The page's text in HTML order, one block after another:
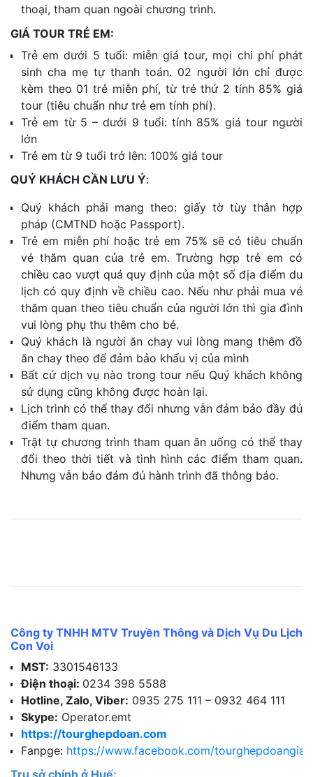
thoại, tham quan ngoài chương trình.
GIÁ TOUR TRẺ EM:
Trẻ em dưới 5 tuổi: miễn giá tour, mọi chi phí phát
sinh cha mẹ tự thanh toán. 02 người lớn chỉ được
kèm theo 01 trẻ miễn phí, từ trẻ thứ 2 tính 85% giá
tour (tiêu chuẩn như trẻ em tính phí).
Trẻ em từ 5 – dưới 9 tuổi: tính 85% giá tour người
lớn
Trẻ em từ 9 tuổi trở lên: 100% giá tour
QUÝ KHÁCH CẦN LƯU Ý:
Quý khách phải mang theo: giấy tờ tùy thân hợp
pháp (CMTND hoặc Passport).
Trẻ em miễn phí hoặc trẻ em 75% sẽ có tiêu chuẩn
vé thăm quan của trẻ em. Trường hợp trẻ em có
chiều cao vượt quá quy định của một số địa điểm du
lịch có quy định về chiều cao. Nếu như phải mua vé
thăm quan theo tiêu chuẩn của người lớn thì gia đình
vui lòng phụ thu thêm cho bé.
Quý khách là người ăn chay vui lòng mang thêm đồ
ăn chay theo để đảm bảo khẩu vị của mình
Bất cứ dịch vụ nào trong tour nếu Quý khách không
sử dụng cũng không được hoàn lại.
Lịch trình có thể thay đổi nhưng vẫn đảm bảo đầy đủ
điểm tham quan.
Trật tự chương trình tham quan ăn uống có thể thay
đổi theo thời tiết và tình hình các điểm tham quan.
Nhưng vẫn bảo đảm đủ hành trình đã thông báo.
Công ty TNHH MTV Truyền Thông và Dịch Vụ Du Lịch
Con Voi
MST: 3301546133
Điện thoại: 0234 398 5588
Hotline, Zalo, Viber: 0935 275 111 – 0932 464 111
Skype: Operator.emt
https://tourghepdoan.com
Fanpge: https://www.facebook.com/
Trụ sở chính ở Huế: